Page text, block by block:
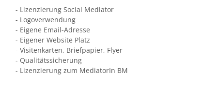
- Lizenzierung Social Mediator
- Logoverwendung
- Eigene Email-Adresse
- Eigener Website Platz
- Visitenkarten, Briefpapier, Flyer
- Qualitätssicherung
- Lizenzierung zum MediatorIn BM